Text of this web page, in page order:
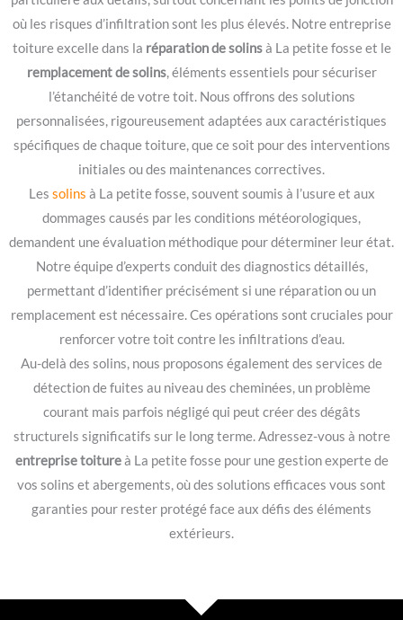
où les risques d’infiltration sont les plus élevés. Notre entreprise
toiture excelle dans la réparation de solinsà La petite fosse et le
remplacement de solins, éléments essentiels pour sécuriser
l’étanchéité de votre toit. Nous offrons des solutions
personnalisées, rigoureusement adaptées aux caractéristiques
spécifiques de chaque toiture, que ce soit pour des interventions
initiales ou des maintenances correctives.
Les solins à La petite fosse, souvent soumis à l’usure et aux
dommages causés par les conditions météorologiques,
demandent une évaluation méthodique pour déterminer leur état.
Notre équipe d’experts conduit des diagnostics détaillés,
permettant d’identifier précisément si une réparation ou un
remplacement est nécessaire. Ces opérations sont cruciales pour
renforcer votre toit contre les infiltrations d’eau.
Au-delà des solins, nous proposons également des services de
détection de fuites au niveau des cheminées, un problème
courant mais parfois négligé qui peut créer des dégâts
structurels significatifs sur le long terme. Adressez-vous à notre
entreprise toitureà La petite fosse pour une gestion experte de
vos solins et abergements, où des solutions efficaces vous sont
garanties pour rester protégé face aux défis des éléments
extérieurs.